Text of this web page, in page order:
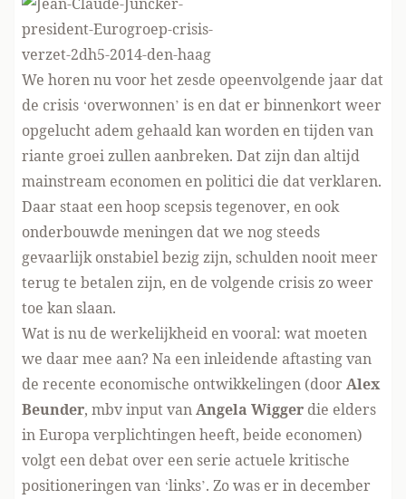
We horen nu voor het zesde opeenvolgende jaar dat
de crisis ‘overwonnen’ is en dat er binnenkort weer
opgelucht adem gehaald kan worden en tijden van
riante groei zullen aanbreken. Dat zijn dan altijd
mainstream economen en politici die dat verklaren.
Daar staat een hoop scepsis tegenover, en ook
onderbouwde meningen dat we nog steeds
gevaarlijk onstabiel bezig zijn, schulden nooit meer
terug te betalen zijn, en de volgende crisis zo weer
toe kan slaan.
Wat is nu de werkelijkheid en vooral: wat moeten
we daar mee aan? Na een inleidende aftasting van
de recente economische ontwikkelingen (doorAlex
Beunder, mbv input vanAngela Wigger die elders
in Europa verplichtingen heeft, beide economen)
volgt een debat over een serie actuele kritische
positioneringen van ‘links’. Zo was er in december